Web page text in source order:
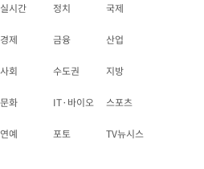
실시간 정치 국제
경제 금융 산업
사회 수도권 지방
문화 IT·바이오 스포츠
연예 포토 TV뉴시스